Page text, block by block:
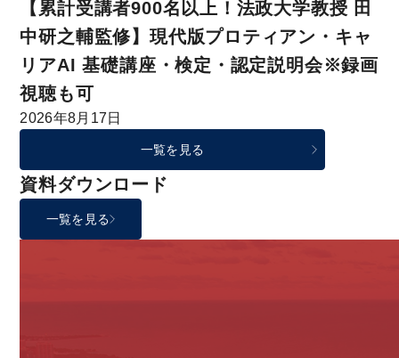
【累計受講者900名以上！法政大学教授 田
中研之輔監修】現代版プロティアン・キャ
リアAI 基礎講座・検定・認定説明会※録画
視聴も可
2026年8月17日
一覧を見る
資料ダウンロード
一覧を見る